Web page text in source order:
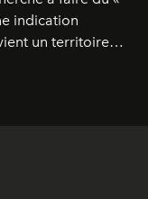
indication
un territoire
en
l’inscrire dans